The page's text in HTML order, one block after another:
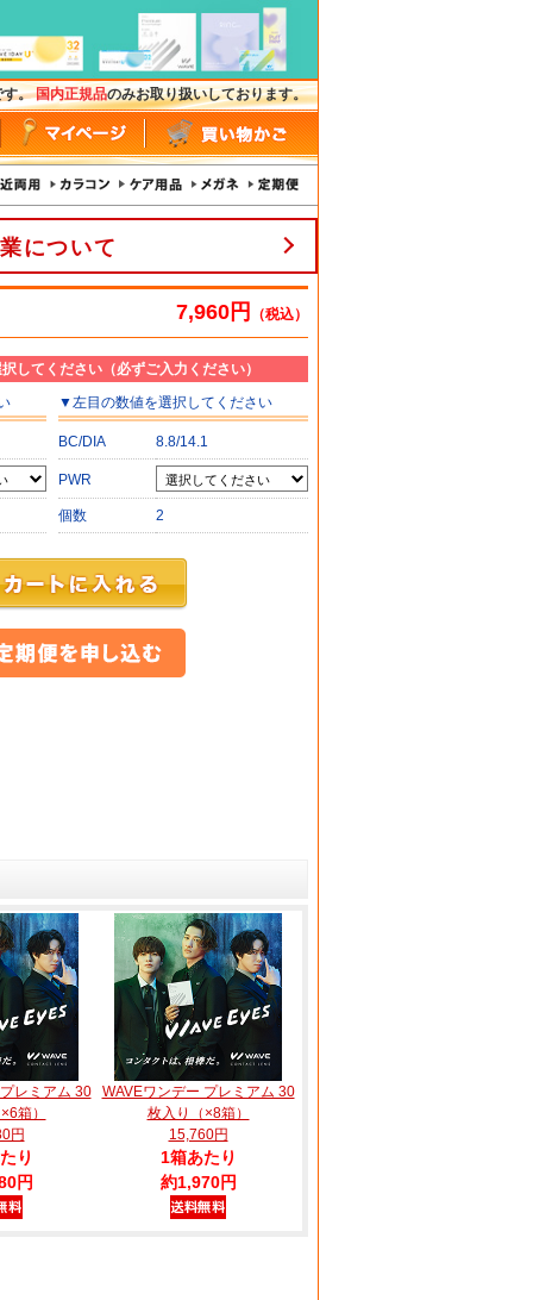
す。国内正規品のみお取り扱いしております。
について
7,960円 （税込）
してください（必ずご入力ください）
▼左目の数値を選択してください
BC/DIA 8.8/14.1
PWR
個数 2
レミアム 30
箱）
円
り
円
WAVEワンデー プレミアム 30
枚入り（×8箱）
15,760円
1箱あたり
約1,970円